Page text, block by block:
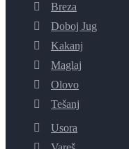
Breza
Doboj Jug
Kakanj
Maglaj
Olovo
Tešanj
Usora